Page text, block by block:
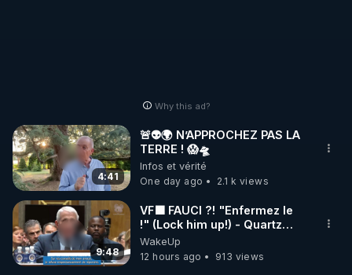
🌱 INSTAGRAM
https://www.instagram.com/rdlr_thierrycasasnovas/
http://rgnr.li/instagram
🌱 LA NEWSLETTER
Pour ne pas rater l’actualité RGNR (stages,
Why this ad?
4:41
🚨👽🌍 N’APPROCHEZ PAS LA
TERRE ! 😱🛸
Infos et vérité
One day ago
2.1 k views
9:48
VF🟩 FAUCI ?! "Enfermez le
!" (Lock him up!) - Quartz
Traduction
WakeUp
12 hours ago
913 views